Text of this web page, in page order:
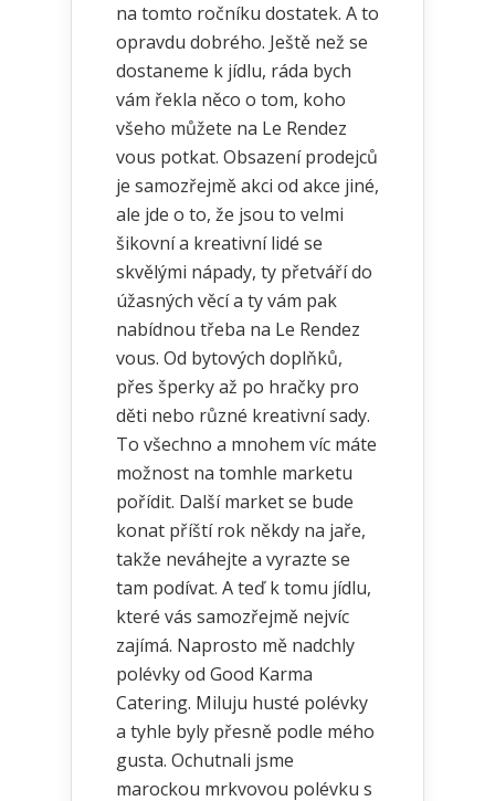
na tomto ročníku dostatek. A to
opravdu dobrého. Ještě než se
dostaneme k jídlu, ráda bych
vám řekla něco o tom, koho
všeho můžete na Le Rendez
vous potkat. Obsazení prodejců
je samozřejmě akci od akce jiné,
ale jde o to, že jsou to velmi
šikovní a kreativní lidé se
skvělými nápady, ty přetváří do
úžasných věcí a ty vám pak
nabídnou třeba na Le Rendez
vous. Od bytových doplňků,
přes šperky až po hračky pro
děti nebo různé kreativní sady.
To všechno a mnohem víc máte
možnost na tomhle marketu
pořídit. Další market se bude
konat příští rok někdy na jaře,
takže neváhejte a vyrazte se
tam podívat. A teď k tomu jídlu,
které vás samozřejmě nejvíc
zajímá. Naprosto mě nadchly
polévky od Good Karma
Catering. Miluju husté polévky
a tyhle byly přesně podle mého
gusta. Ochutnali jsme
marockou mrkvovou polévku s